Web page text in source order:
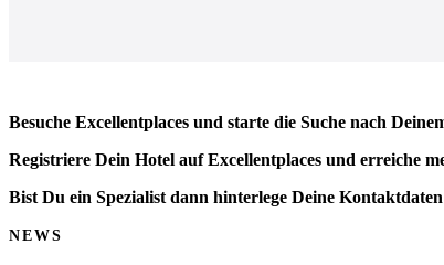
Besuche Excellentplaces und starte die Suche nach
Registriere Dein Hotel auf Excellentplaces und erreiche
Bist Du ein Spezialist dann hinterlege Deine
NEWS